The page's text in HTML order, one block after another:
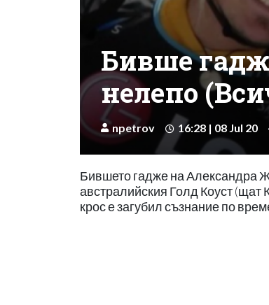
Бивше
нелепо
npetrov 16:28 | 08 Jul 20
Бившето гадже на Александра
австралийския Голд Коуст
крос е загубил съзнание по